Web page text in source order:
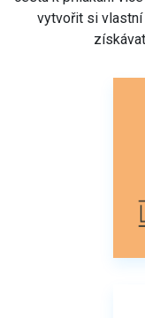
vytvořit si